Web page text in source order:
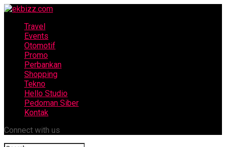
Travel
Events
Otomotif
Promo
Perbankan
Shopping
Tekno
Hello Studio
Pedoman Siber
Kontak
Connect with us